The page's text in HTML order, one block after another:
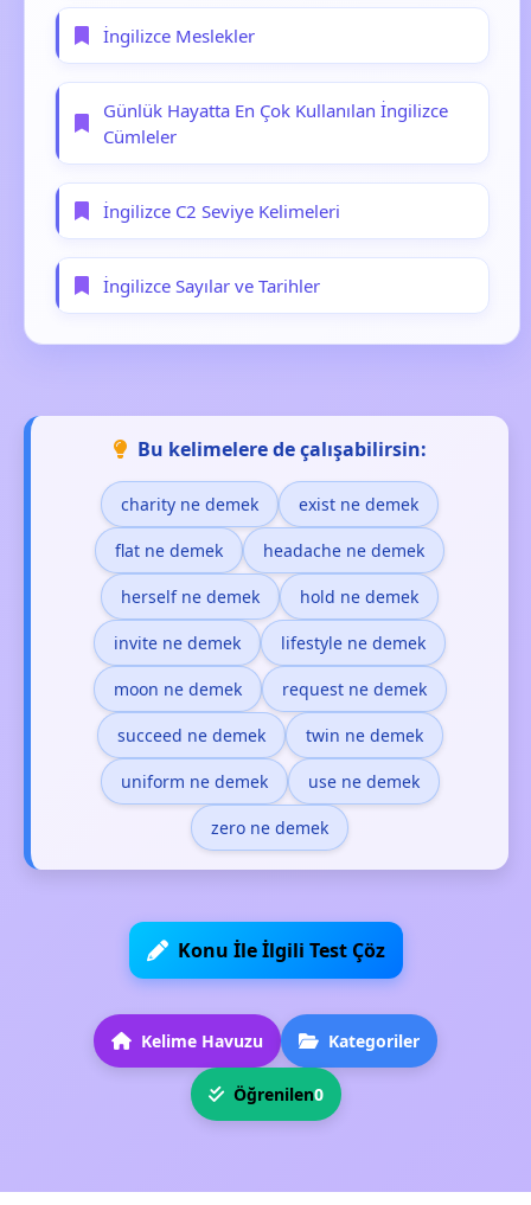
İngilizce Meslekler
Günlük Hayatta En Çok Kullanılan İngilizce
Cümleler
İngilizce C2 Seviye Kelimeleri
İngilizce Sayılar ve Tarihler
Bu kelimelere de çalışabilirsin:
charity ne demek exist ne demek
flat ne demek headache ne demek
herself ne demek hold ne demek
invite ne demek lifestyle ne demek
moon ne demek request ne demek
succeed ne demek twin ne demek
uniform ne demek use ne demek
zero ne demek
Konu İle İlgili Test Çöz
Kelime Havuzu Kategoriler
Öğrenilen0